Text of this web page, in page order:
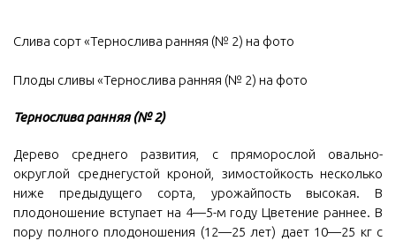
Слива сорт «Тернослива ранняя (№ 2) на фото
Плоды сливы «Тернослива ранняя (№ 2) на фото
Тернослива ранняя (№ 2)
Дерево среднего развития, с пряморослой овально-
округлой среднегустой кроной, зимостойкость несколько
ниже предыдущего сорта, урожайпость высокая. В
плодоношение вступает на 4—5-м году Цветение раннее. В
пору полного плодоношения (12—25 лет) дает 10—25 кг с